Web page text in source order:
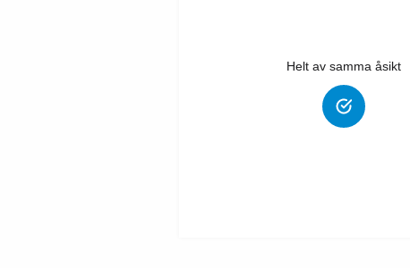
Helt av samma åsikt